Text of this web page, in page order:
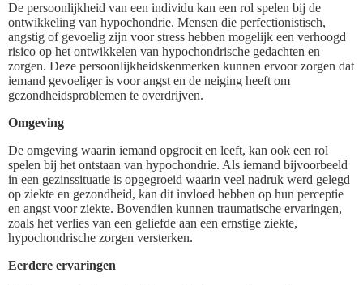
De persoonlijkheid van een individu kan een rol spelen bij de
ontwikkeling van hypochondrie. Mensen die perfectionistisch,
angstig of gevoelig zijn voor stress hebben mogelijk een verhoogd
risico op het ontwikkelen van hypochondrische gedachten en
zorgen. Deze persoonlijkheidskenmerken kunnen ervoor zorgen dat
iemand gevoeliger is voor angst en de neiging heeft om
gezondheidsproblemen te overdrijven.
Omgeving
De omgeving waarin iemand opgroeit en leeft, kan ook een rol
spelen bij het ontstaan van hypochondrie. Als iemand bijvoorbeeld
in een gezinssituatie is opgegroeid waarin veel nadruk werd gelegd
op ziekte en gezondheid, kan dit invloed hebben op hun perceptie
en angst voor ziekte. Bovendien kunnen traumatische ervaringen,
zoals het verlies van een geliefde aan een ernstige ziekte,
hypochondrische zorgen versterken.
Eerdere ervaringen